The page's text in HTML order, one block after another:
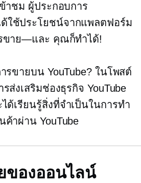
าชม ผู้ประกอบการ
ใช้ประโยชน์จากแพลตฟอร์ม
ขาย—และ คุณก็ทำได้!
รขายบน YouTube? ในโพสต์
ส่งเสริมช่องธุรกิจ YouTube
ด้เรียนรู้สิ่งที่จำเป็นในการทำ
าผ่าน YouTube
ของออนไลน์